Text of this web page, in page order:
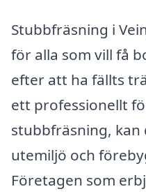
Stubbfräsning i
för alla som vill få
efter att ha fällts
ett professionellt
stubbfräsning,
utemiljö och
Företagen som